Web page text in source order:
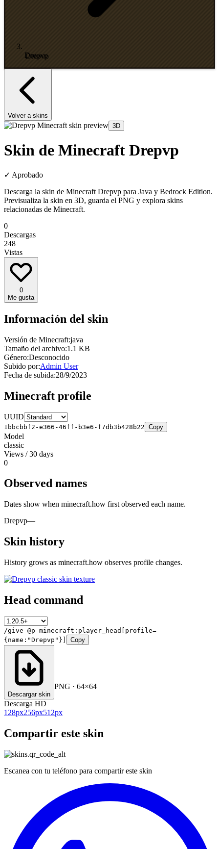
Drepvp
Volver a skins
3D
Skin de Minecraft Drepvp
✓ Aprobado
Descarga la skin de Minecraft Drepvp para Java y Bedrock Edition.
Previsualiza la skin en 3D, guarda el PNG y explora skins
relacionadas de Minecraft.
0
Descargas
248
Vistas
0
Me gusta
Información del skin
Versión de Minecraft:java
Tamaño del archivo:1.1 KB
Género:Desconocido
Subido por:Admin User
Fecha de subida:28/9/2023
Minecraft profile
UUID
1bbcbbf2-e366-46ff-b3e6-f7db3b428b22 Copy
Model
classic
Views / 30 days
0
Observed names
Dates show when minecraft.how first observed each name.
Drepvp—
Skin history
History grows as minecraft.how observes profile changes.
Head command
/give @p minecraft:player_head[profile=
{name:"Drepvp"}]
Copy
Descargar skin
PNG · 64×64
Descarga HD
128px256px512px
Compartir este skin
Escanea con tu teléfono para compartir este skin